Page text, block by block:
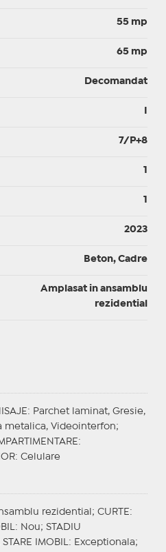
55 mp
65 mp
Decomandat
7/P+8
1
1
2023
Beton, Cadre
Amplasat in ansamblu
rezidential
: Parchet laminat, Gresie,
metalica, Videointerfon;
:
: Celulare
rezidential; CURTE :
: Nou; STADIU
STARE IMOBIL : Exceptionala;